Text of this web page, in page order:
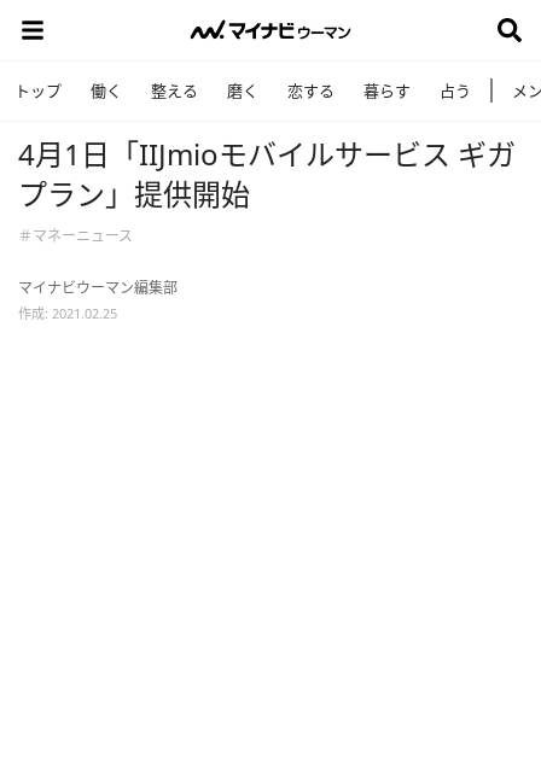
トップ 働く 整える 磨く 恋する 暮らす 占う メ
4月1日「IIJmioモバイルサービス ギガ
プラン」提供開始
＃マネーニュース
マイナビウーマン編集部
作成: 2021.02.25